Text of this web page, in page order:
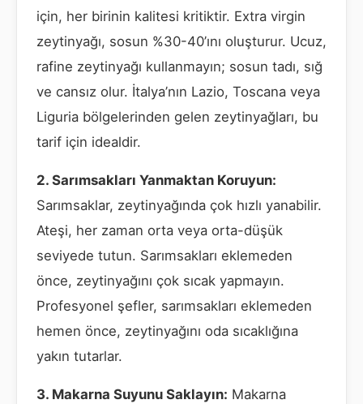
için, her birinin kalitesi kritiktir. Extra virgin
zeytinyağı, sosun %30-40’ını oluşturur. Ucuz,
rafine zeytinyağı kullanmayın; sosun tadı, sığ
ve cansız olur. İtalya’nın Lazio, Toscana veya
Liguria bölgelerinden gelen zeytinyağları, bu
tarif için idealdir.
2. Sarımsakları Yanmaktan Koruyun:
Sarımsaklar, zeytinyağında çok hızlı yanabilir.
Ateşi, her zaman orta veya orta-düşük
seviyede tutun. Sarımsakları eklemeden
önce, zeytinyağını çok sıcak yapmayın.
Profesyonel şefler, sarımsakları eklemeden
hemen önce, zeytinyağını oda sıcaklığına
yakın tutarlar.
3. Makarna Suyunu Saklayın: Makarna